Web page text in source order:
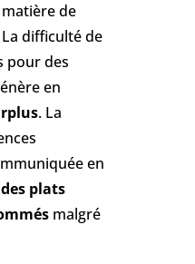
de
difficulté de
pour des
en
. La
en
plats
malgré